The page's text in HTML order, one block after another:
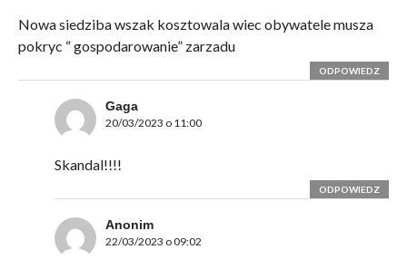
Nowa siedziba wszak kosztowala wiec obywatele musza
pokryc “ gospodarowanie” zarzadu
ODPOWIEDZ
Gaga
20/03/2023 o 11:00
Skandal!!!!
ODPOWIEDZ
Anonim
22/03/2023 o 09:02